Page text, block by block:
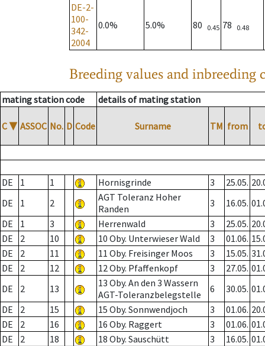
DE-2-
100-
342-
2004
0.0% 5.0% 80 0.45 78 0.48
Breeding values and inbreeding
mating station code details of mating station
C ▼ ASSOC No. D Code Surname TM from
DE 1 1 Hornisgrinde 3 25.05.
DE
1 2
AGT Toleranz Hoher
Randen
3 16.05.
DE
1 3 Herrenwald 3 25.05.
DE
2 10 10 Oby. Unterwieser Wald 3 01.06.
DE
2 11 11 Oby. Freisinger Moos 3 15.05.
DE
2 12 12 Oby. Pfaffenkopf 3 27.05.
DE
2 13
13 Oby. An den 3 Wassern
AGT-Toleranzbelegstelle
6 30.05.
DE
2 15 15 Oby. Sonnwendjoch 3 01.06.
DE
2 16 16 Oby. Raggert 3 01.06.
DE
2 18 18 Oby. Sauschütt 3 16.05.